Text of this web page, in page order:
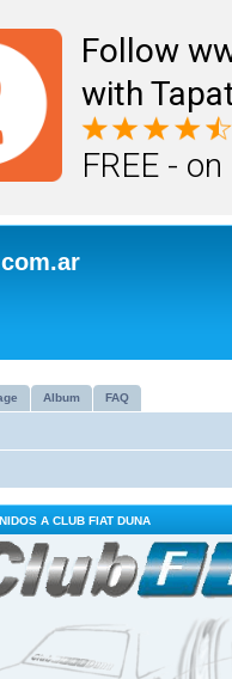
Follow
with
FREE -
Album FAQ
A CLUB FIAT DUNA